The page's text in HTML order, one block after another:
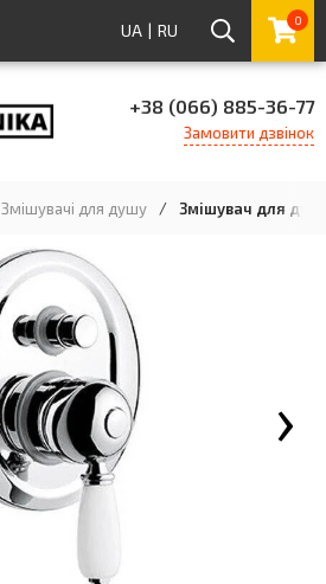
UA | RU 0
+38 (066) 885-36-77
Замовити дзвінок
Змішувачі для душу / Змішувач для
›